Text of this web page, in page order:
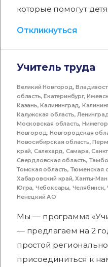
которые помогут
Откликнуться
Учитель труда
Великий Новгород,
область,Екатеринбург,
Казань,Калининград,
Калужская область,
Московская область,
Новгород,Новгородская
Новосибирская область,
край, Салехард, Самара,
Свердловская область,
Томская область, Тюменская
Хабаровский край,Ханты-
Югра, Чебоксары, Челябинск,
Ненецкий АО
Мы — программа
— предлагаем на 2
простой
присоединиться к